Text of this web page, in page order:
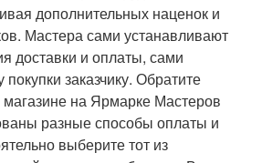
дополнительных наценок и
Мастера сами устанавливают
доставки и оплаты, сами
заказчику. Обратите
на Ярмарке Мастеров
разные способы оплаты и
выберите тот из